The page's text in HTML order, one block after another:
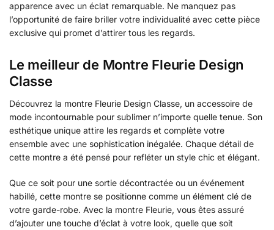
apparence avec un éclat remarquable. Ne manquez pas
l’opportunité de faire briller votre individualité avec cette pièce
exclusive qui promet d’attirer tous les regards.
Le meilleur de Montre Fleurie Design
Classe
Découvrez la montre Fleurie Design Classe, un accessoire de
mode incontournable pour sublimer n’importe quelle tenue. Son
esthétique unique attire les regards et complète votre
ensemble avec une sophistication inégalée. Chaque détail de
cette montre a été pensé pour refléter un style chic et élégant.
Que ce soit pour une sortie décontractée ou un événement
habillé, cette montre se positionne comme un élément clé de
votre garde-robe. Avec la montre Fleurie, vous êtes assuré
d’ajouter une touche d’éclat à votre look, quelle que soit